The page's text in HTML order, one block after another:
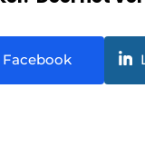
Facebook